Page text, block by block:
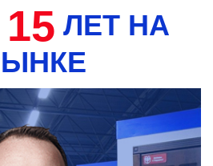
15 ЛЕТ НА